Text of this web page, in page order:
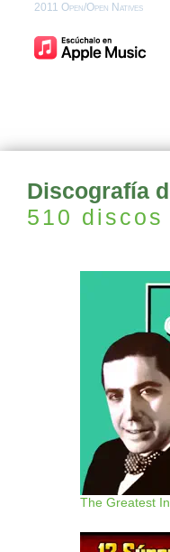
2011 Open/Open Natives
Discografía
510 discos